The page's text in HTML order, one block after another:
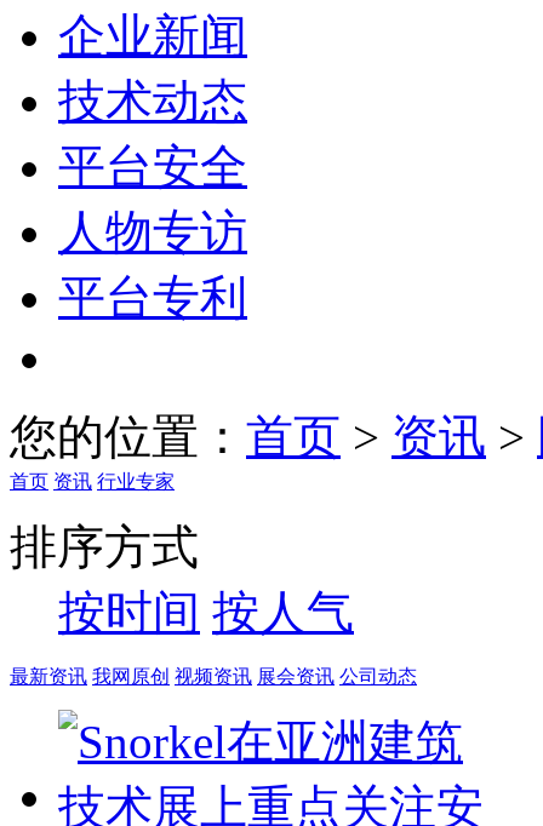
企业新闻
技术动态
平台安全
人物专访
平台专利
您的位置： 首页 > 资讯 >
首页 资讯 行业专家
排序方式
按时间 按人气
最新资讯 我网原创 视频资讯 展会资讯 公司动态